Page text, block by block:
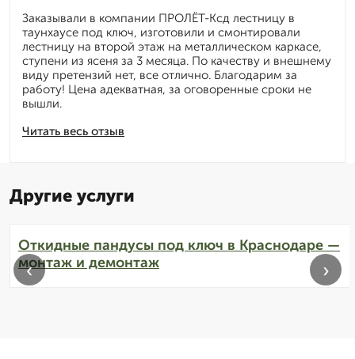
Читать весь отзыв
Заказывали в компании ПРОЛЁТ-Ксд лестницу в
таунхаусе под ключ, изготовили и смонтировали
лестницу на второй этаж на металлическом каркасе,
ступени из ясеня за 3 месяца. По качеству и внешнему
виду претензий нет, все отлично. Благодарим за
работу! Цена адекватная, за оговоренные сроки не
вышли.
Другие услуги
Откидные пандусы под ключ в Краснодаре —
монтаж и демонтаж
‹ ›